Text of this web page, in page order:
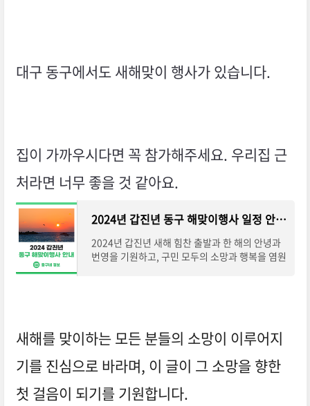
대구 동구에서도 새해맞이 행사가 있습니다.
집이 가까우시다면 꼭 참가해주세요. 우리집 근
처라면 너무 좋을 것 같아요.
2024년 갑진년 동구 해맞이행사 일정 안내☀ :: 해맞이공원, 동촌유원지, 신년행사, 새해 해돋이
2024년 갑진년 새해 힘찬 출발과 한 해의 안녕과
번영을 기원하고, 구민 모두의 소망과 행복을 염원
새해를 맞이하는 모든 분들의 소망이 이루어지
기를 진심으로 바라며, 이 글이 그 소망을 향한
첫 걸음이 되기를 기원합니다.